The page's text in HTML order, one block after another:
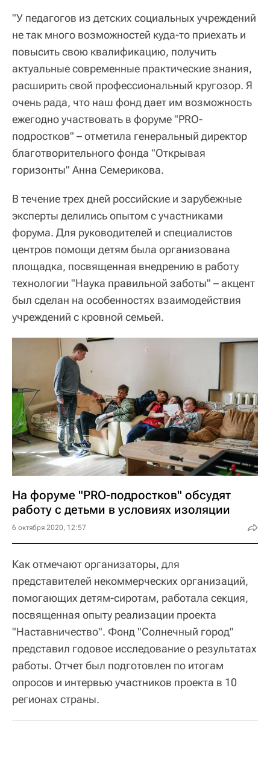
"У педагогов из детских социальных учреждений
не так много возможностей куда-то приехать и
повысить свою квалификацию, получить
актуальные современные практические знания,
расширить свой профессиональный кругозор. Я
очень рада, что наш фонд дает им возможность
ежегодно участвовать в форуме "PRO-
подростков" – отметила генеральный директор
благотворительного фонда "Открывая
горизонты" Анна Семерикова.
В течение трех дней российские и зарубежные
эксперты делились опытом с участниками
форума. Для руководителей и специалистов
центров помощи детям была организована
площадка, посвященная внедрению в работу
технологии "Наука правильной заботы" – акцент
был сделан на особенностях взаимодействия
учреждений с кровной семьей.
На форуме "PRO-подростков" обсудят
работу с детьми в условиях изоляции
6 октября 2020, 12:57
Как отмечают организаторы, для
представителей некоммерческих организаций,
помогающих детям-сиротам, работала секция,
посвященная опыту реализации проекта
"Наставничество". Фонд "Солнечный город"
представил годовое исследование о результатах
работы. Отчет был подготовлен по итогам
опросов и интервью участников проекта в 10
регионах страны.